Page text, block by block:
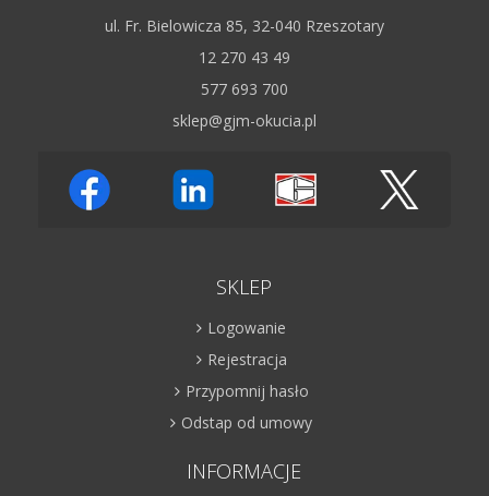
ul. Fr. Bielowicza 85, 32-040 Rzeszotary
12 270 43 49
577 693 700
sklep@gjm-okucia.pl
SKLEP
Logowanie
Rejestracja
Przypomnij hasło
Odstap od umowy
INFORMACJE